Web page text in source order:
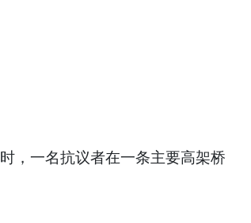
，一名抗议者在一条主要高架桥